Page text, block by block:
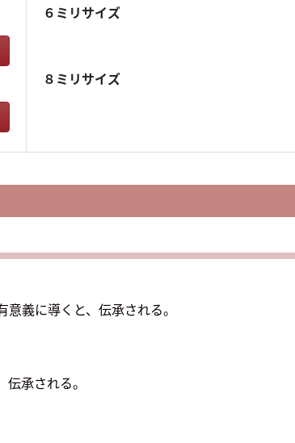
６ミリサイズ
８ミリサイズ
義に導くと、伝承される。
承される。